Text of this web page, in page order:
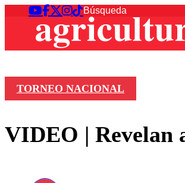
TORNEO NACIONAL
VIDEO | Revelan